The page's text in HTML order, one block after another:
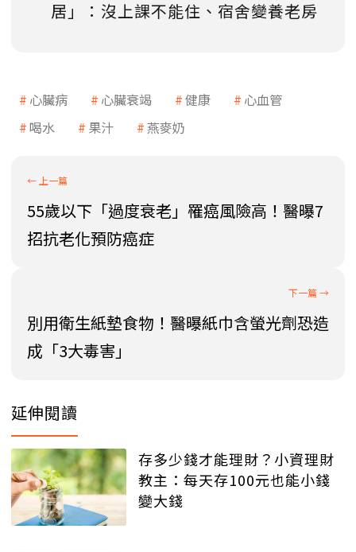
居」：沒上課不能住、宿舍變養老房
心臟病 心臟衰竭 健康
心血管
喝水
果汁 燕麥奶
55歲以下「過度衰老」罹癌風險高！醫曝7
招抗老化預防癌症
別用衛生紙墊食物！醫曝紙巾含螢光劑恐造
成「3大毒害」
延伸閱讀
存多少錢才能理財？小資理財
教主：每天存100元也能小錢
變大錢